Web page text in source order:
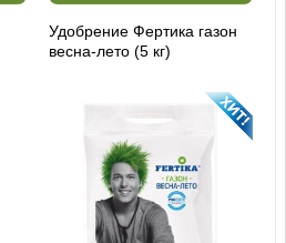
Удобрение Фертика газон
весна-лето (5 кг)